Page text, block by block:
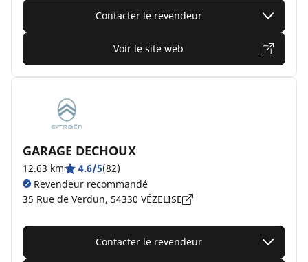
Contacter le revendeur
Voir le site web
GARAGE DECHOUX
12.63 km 4.6/5(82)
Revendeur recommandé
35 Rue de Verdun, 54330 VÉZELISE
Contacter le revendeur